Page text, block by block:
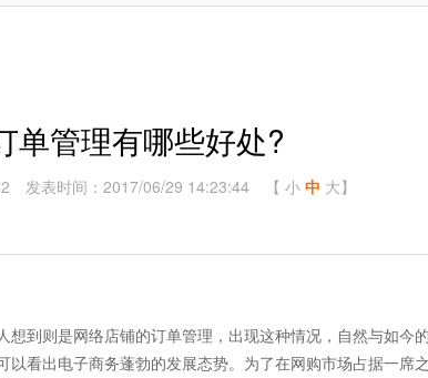
单管理有哪些好处?
发表时间：2017/06/29 14:23:44 【 小 中 大】
到则是网络店铺的订单管理，出现这种情况，自然与如今
看出电子商务蓬勃的发展态势。为了在网购市场占据一席